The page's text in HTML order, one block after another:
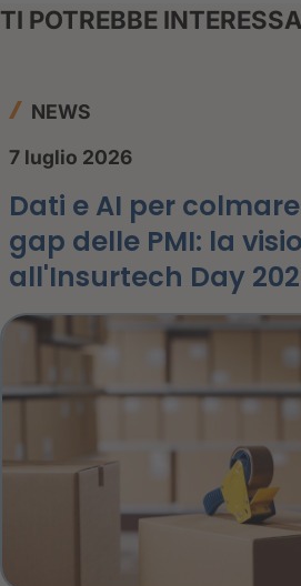
TI POTREBBE
NEWS
7 luglio 2026
Dati e AI per
gap delle PMI: la
all'Insurtech Day